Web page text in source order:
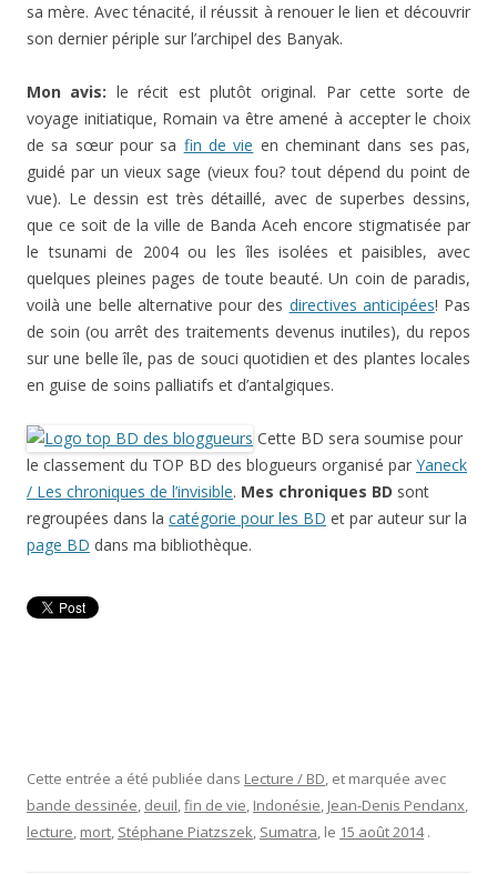
sa mère. Avec ténacité, il réussit à renouer le lien et découvrir
son dernier périple sur l’archipel des Banyak.
Mon avis: le récit est plutôt original. Par cette sorte de
voyage initiatique, Romain va être amené à accepter le choix
de sa sœur pour sa fin de vie en cheminant dans ses pas,
guidé par un vieux sage (vieux fou? tout dépend du point de
vue). Le dessin est très détaillé, avec de superbes dessins,
que ce soit de la ville de Banda Aceh encore stigmatisée par
le tsunami de 2004 ou les îles isolées et paisibles, avec
quelques pleines pages de toute beauté. Un coin de paradis,
voilà une belle alternative pour des directives anticipées! Pas
de soin (ou arrêt des traitements devenus inutiles), du repos
sur une belle île, pas de souci quotidien et des plantes locales
en guise de soins palliatifs et d’antalgiques.
Cette BD sera soumise pour
le classement du TOP BD des blogueurs organisé par Yaneck
/ Les chroniques de l’invisible. Mes chroniques BD sont
regroupées dans la catégorie pour les BD et par auteur sur la
page BD dans ma bibliothèque.
Cette entrée a été publiée dans Lecture / BD, et marquée avec
bande dessinée, deuil,fin de vie, Indonésie, Jean-Denis Pendanx,
lecture, mort, Stéphane Piatzszek, Sumatra, le 15 août 2014 .